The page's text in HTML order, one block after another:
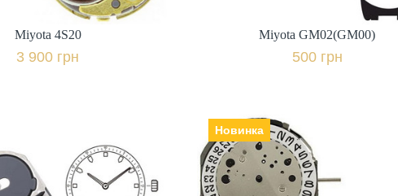
Miyota 4S20
3 900 грн
Miyota GM02(GM00)
500 грн
Miyota GL22
Новинка
Miyota JS05